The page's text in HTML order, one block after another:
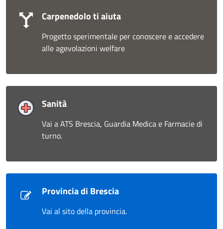
Carpenedolo ti aiuta
Progetto sperimentale per conoscere e accedere
alle agevolazioni welfare
Sanità
Vai a ATS Brescia, Guardia Medica e Farmacie di
turno.
Provincia di Brescia
Vai al sito della provincia.